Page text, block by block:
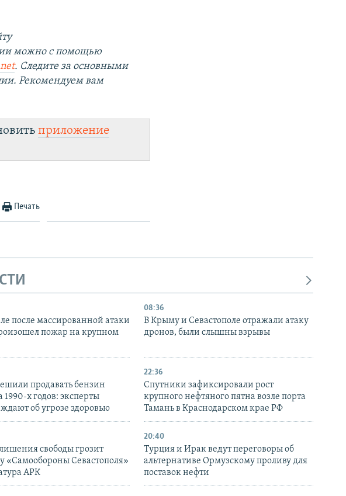
можно с помощью
. Следите за основными
Рекомендуем вам
приложение
Печать
после массированной атаки
пожар на крупном
08:36
В Крыму и Севастополе отражали атаку
дронов, были слышны взрывы
продавать бензин
1990-х годов: эксперты
об угрозе здоровью
22:36
Спутники зафиксировали рост
крупного нефтяного пятна возле порта
Тамань в Краснодарском крае РФ
свободы грозит
«Самообороны Севастополя»
АРК
20:40
Турция и Ирак ведут переговоры об
альтернативе Ормузскому проливу для
поставок нефти